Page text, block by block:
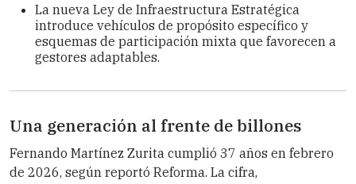
La nueva Ley de Infraestructura Estratégica
introduce vehículos de propósito específico y
esquemas de participación mixta que favorecen a
gestores adaptables.
Una generación al frente de billones
Fernando Martínez Zurita cumplió 37 años en febrero
de 2026, según reportó Reforma. La cifra,